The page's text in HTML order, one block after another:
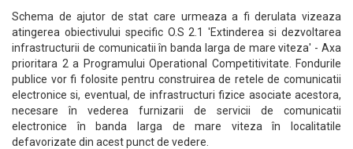
Schema de ajutor de stat care urmeaza a fi derulata vizeaza
atingerea obiectivului specific O.S 2.1 'Extinderea si dezvoltarea
infrastructurii de comunicatii în banda larga de mare viteza' - Axa
prioritara 2 a Programului Operational Competitivitate. Fondurile
publice vor fi folosite pentru construirea de retele de comunicatii
electronice si, eventual, de infrastructuri fizice asociate acestora,
necesare în vederea furnizarii de servicii de comunicatii
electronice în banda larga de mare viteza în localitatile
defavorizate din acest punct de vedere.